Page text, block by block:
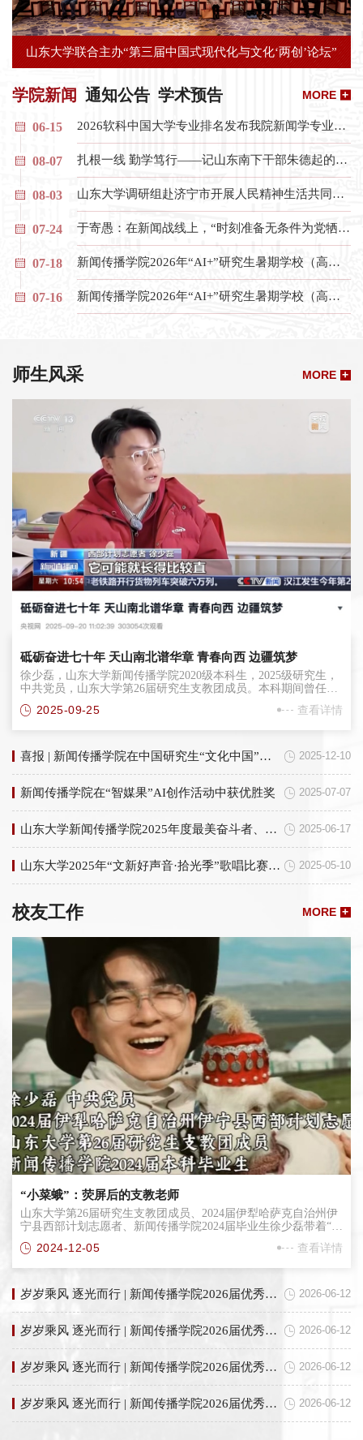
山东大学联合主办“第三届中国式现代化与文化‘两创’论坛”
MORE +
学院新闻 通知公告 学术预告
06-15 2026软科中国大学专业排名发布我院新闻学专业位列第9
08-07 扎根一线 勤学笃行——记山东南下干部朱德起的新闻之路
08-03 山东大学调研组赴济宁市开展人民精神生活共同富裕专题调研
07-24 于寄愚：在新闻战线上，“时刻准备无条件为党牺牲”
07-18 新闻传播学院2026年“AI+”研究生暑期学校（高端学术讲坛）暨“卓越新闻传播人才”暑期夏令营融合新闻与智能传播专场启动
07-16 新闻传播学院2026年“AI+”研究生暑期学校（高端学术讲坛）暨“卓越新闻传播人才”暑期夏令营正式开幕
师生风采 MORE +
砥砺奋进七十年 天山南北谱华章 青春向西 边疆筑梦
徐少磊，山东大学新闻传播学院2020级本科生，2025级研究生，
中共党员，山东大学第26届研究生支教团成员。本科期间曾任班
曾获山东大学优秀班长、山东大学优秀共青团员、山东大学志愿
教学任务的同时，策划“山岩讲师团”等品牌活动，打造个人抖音
账号...
2025-09-25 查看详情
2025-12-10
喜报 | 新闻传播学院在中国研究生“文化中国”两创大赛中斩获全国二等奖1项、三等奖3项
2025-07-07
新闻传播学院在“智媒果”AI创作活动中获优胜奖
2025-06-17
山东大学新闻传播学院2025年度最美奋斗者、优秀教师（“四有”好老师）、优秀青年教师、先进教育工作者、先进集体候选者事迹展示
2025-05-10
山东大学2025年“文新好声音·拾光季”歌唱比赛成功举办
校友工作 MORE +
“小菜蛾”：荧屏后的支教老师
山东大学第26届研究生支教团成员、2024届伊犁哈萨克自治州伊
宁县西部计划志愿者、新闻传播学院2024届毕业生徐少磊带着“让
征程。在伊宁县第三中学，这位新闻专业的学子转身为化学教
然风光与人文风情，记录支教生活的点点滴滴，向世界展示这...
2024-12-05 查看详情
2026-06-12
岁岁乘风 逐光而行 | 新闻传播学院2026届优秀毕业生王帅：跑下去，天总会亮
2026-06-12
岁岁乘风 逐光而行 | 新闻传播学院2026届优秀毕业生张潇洋：向下扎根，向上生长
2026-06-12
岁岁乘风 逐光而行 | 新闻传播学院2026届优秀毕业生张忠潮：专注自己，山高路远亦从容
2026-06-12
岁岁乘风 逐光而行 | 新闻传播学院2026届优秀毕业生王艺婷：go easy on me